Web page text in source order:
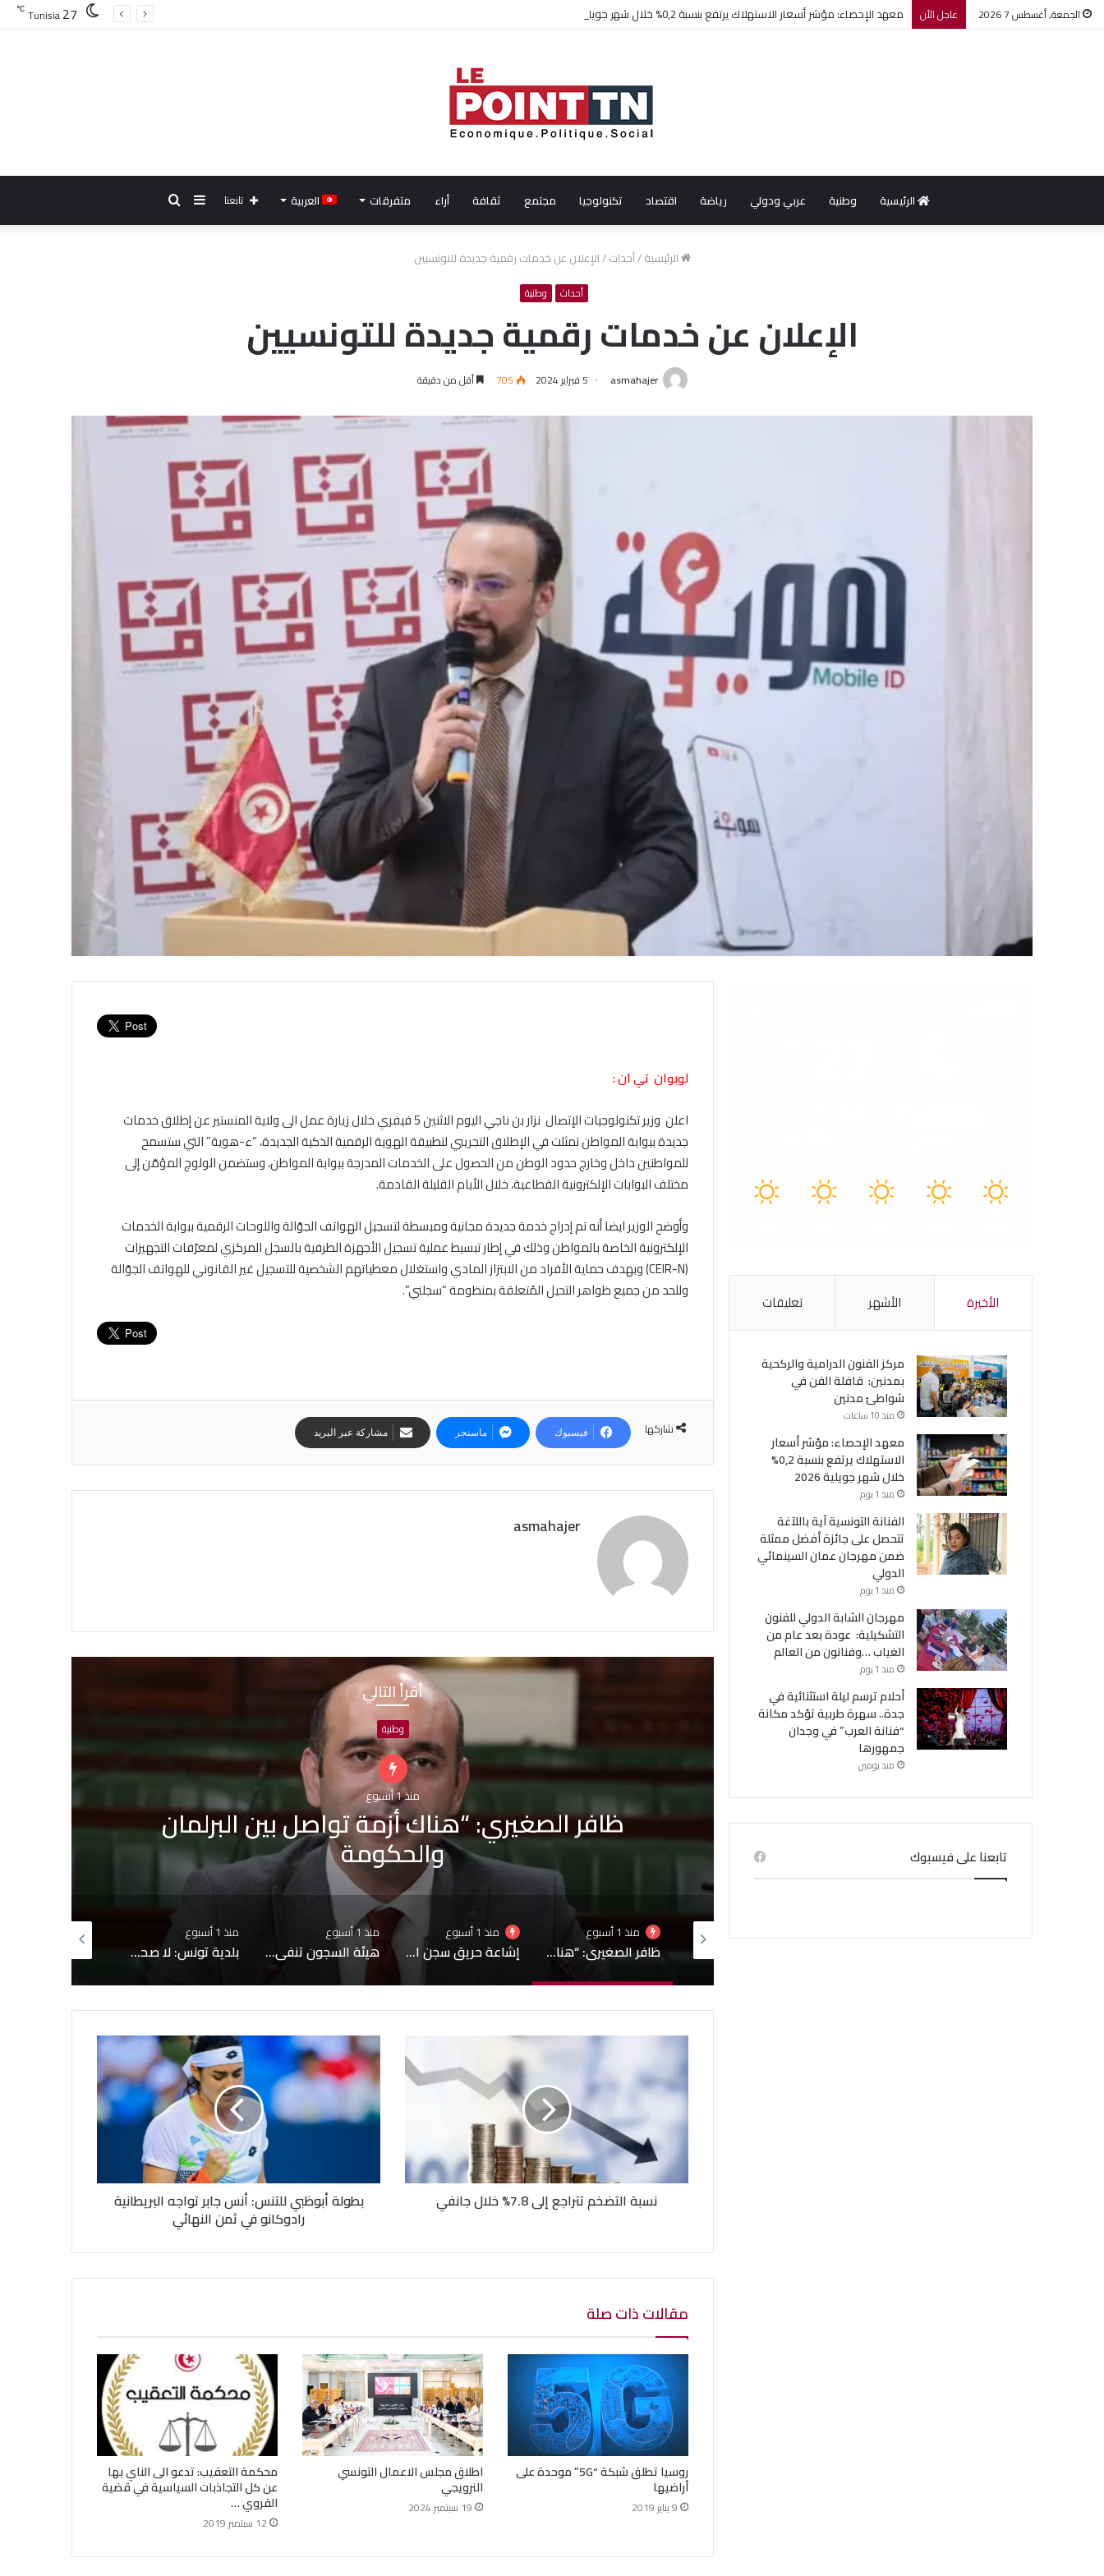
الجمعة, أغسطس 7 2026 عاجل الأن معهد الإحصاء: مؤشر أسعار الاستهلاك يرتفع بنسبة 0,2% خلال شهر جويلية 2026 Tunisia27
℃
الرئيسية وطنية عربي ودولي رياضة اقتصاد تكنولوجيا مجتمع ثقافة أراء متفرقات العربية
بحثإضافة
تابعنا
الرئيسية/أحداث/الإعلان عن خدمات رقمية جديدة للتونسيين
أحداث وطنية
الإعلان عن خدمات رقمية جديدة للتونسيين
asmahajer 5 فبراير 2024 705 أقل من دقيقة
لوبوان تي ان :
اعلن وزير تكنولوجيات الإتصال نزار بن ناجي اليوم الاثنين 5 فيفري خلال زيارة عمل الى ولاية المنستير عن إطلاق خدمات
جديدة ببوابة المواطن تمثلت في الإطلاق التجريبي لتطبيقة الهوية الرقمية الذكية الجديدة، “ء-هوية” التي ستسمح
للمواطنين داخل وخارج حدود الوطن من الحصول على الخدمات المدرجة ببوابة المواطن، وستضمن الولوج المؤمّن إلى
مختلف البوابات الإلكترونية القطاعية، خلال الأيام القليلة القادمة.
وأوضح الوزير ايضا أنه تم إدراج خدمة جديدة مجانية ومبسطة لتسجيل الهواتف الجوّالة واللوحات الرقمية ببوابة الخدمات
الإلكترونية الخاصة بالمواطن وذلك في إطار تبسيط عملية تسجيل الأجهزة الطرفية بالسجل المركزي لمعرّفات التجهيزات
(CEIR-N) وبهدف حماية الأفراد من الابتزاز المادي واستغلال معطياتهم الشخصية للتسجيل غير القانوني للهواتف الجوّالة
وللحد من جميع ظواهر التحيل المُتعلقة بمنظومة “سجلني”.
شاركها فيسبوك ماسنجر مشاركة عبر البريد
asmahajer
أقرأ التالي
أزمة تواصل بين البرلمان
والحكومة
أحداث
منذ 1 أسبوع
إشاعة حريق سجن المسعدين: ‬إيقاف 6 أشخاص بينهم
4 نساء
ظافر الصغيري: “هناك أزمة تواصل بين البرلمان والحكومة
منذ 1 أسبوع
إشاعة حريق سجن المسعدين: ‬إيقاف 6 أشخاص بينهم 4 نساء
منذ 1 أسبوع
هيئة السجون تنفي تدهور الحالة الصحية لبعض المساجين
منذ 1 أسبوع
بلدية تونس: لا صحة لبيع قبور بمقبرة الجلاز والابحاث جارية حول التجاوزات وشبهات التدليس
منذ أسبوعين
سيدي بوسعيد على قائمة التراث العالمي لليونسكو
منذ أسبوعين
نسبة التضخم تتراجع إلى 7.8% خلال جانفي بطولة أبوظبي للتنس: أنس جابر تواجه البريطانية
رادوكانو في ثمن النهائي
مقالات ذات صلة
روسيا تطلق شبكة “5G” موحدة على
أراضيها
9 يناير 2019
اطلاق مجلس الاعمال التونسي
النرويجي
19 سبتمبر 2024
محكمة التعقيب: تدعو الى الناي بها
عن كل التجاذبات السياسية في قضية
القروي …
12 سبتمبر 2019
الأخيرة الأشهر تعليقات
مركز الفنون الدرامية والركحية
بمدنين: قافلة الفن في
شواطئ مدنين
منذ 10 ساعات
معهد الإحصاء: مؤشر أسعار
الاستهلاك يرتفع بنسبة 0,2%
خلال شهر جويلية 2026
منذ 1 يوم
الفنانة التونسية آية باللآغة
تتحصل على جائزة أفضل ممثلة
ضمن مهرجان عمان السينمائي
الدولي
منذ 1 يوم
مهرجان الشابة الدولي للفنون
التشكيلية: عودة بعد عام من
الغياب …وفنانون من العالم
منذ 1 يوم
أحلام ترسم ليلة استثنائية في
جدة.. سهرة طربية تؤكد مكانة
“فنانة العرب” في وجدان
جمهورها
منذ يومين
تابعنا على فيسبوك